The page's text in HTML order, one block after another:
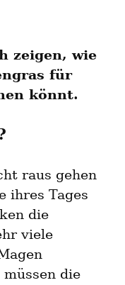
zeigen, wie
für
könnt.
ihres Tages
die
viele
die